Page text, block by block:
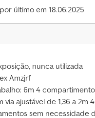
por último em 18.06.2025
nunca utilizada
Amzjrf
6m 4
via ajustável de 1,36 a
sem necessidade